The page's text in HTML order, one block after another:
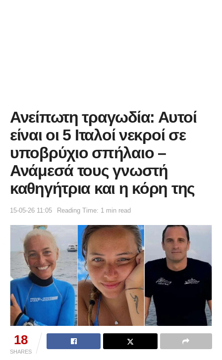
Ανείπωτη τραγωδία: Αυτοί
είναι οι 5 Ιταλοί νεκροί σε
υποβρύχιο σπήλαιο –
Ανάμεσά τους γνωστή
καθηγήτρια και η κόρη της
15-05-26 11:05 Reading Time: 1 min read
18
SHARES